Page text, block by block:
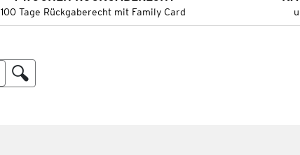
100 Tage Rückgaberecht mit Family Card